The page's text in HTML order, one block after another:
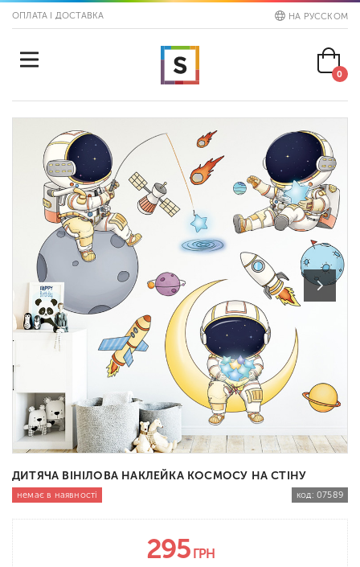
ОПЛАТА І ДОСТАВКА НА РУССКОМ
0
ДИТЯЧА ВІНІЛОВА НАКЛЕЙКА КОСМОСУ НА СТІНУ
немає в наявності код: 07589
295 ГРН